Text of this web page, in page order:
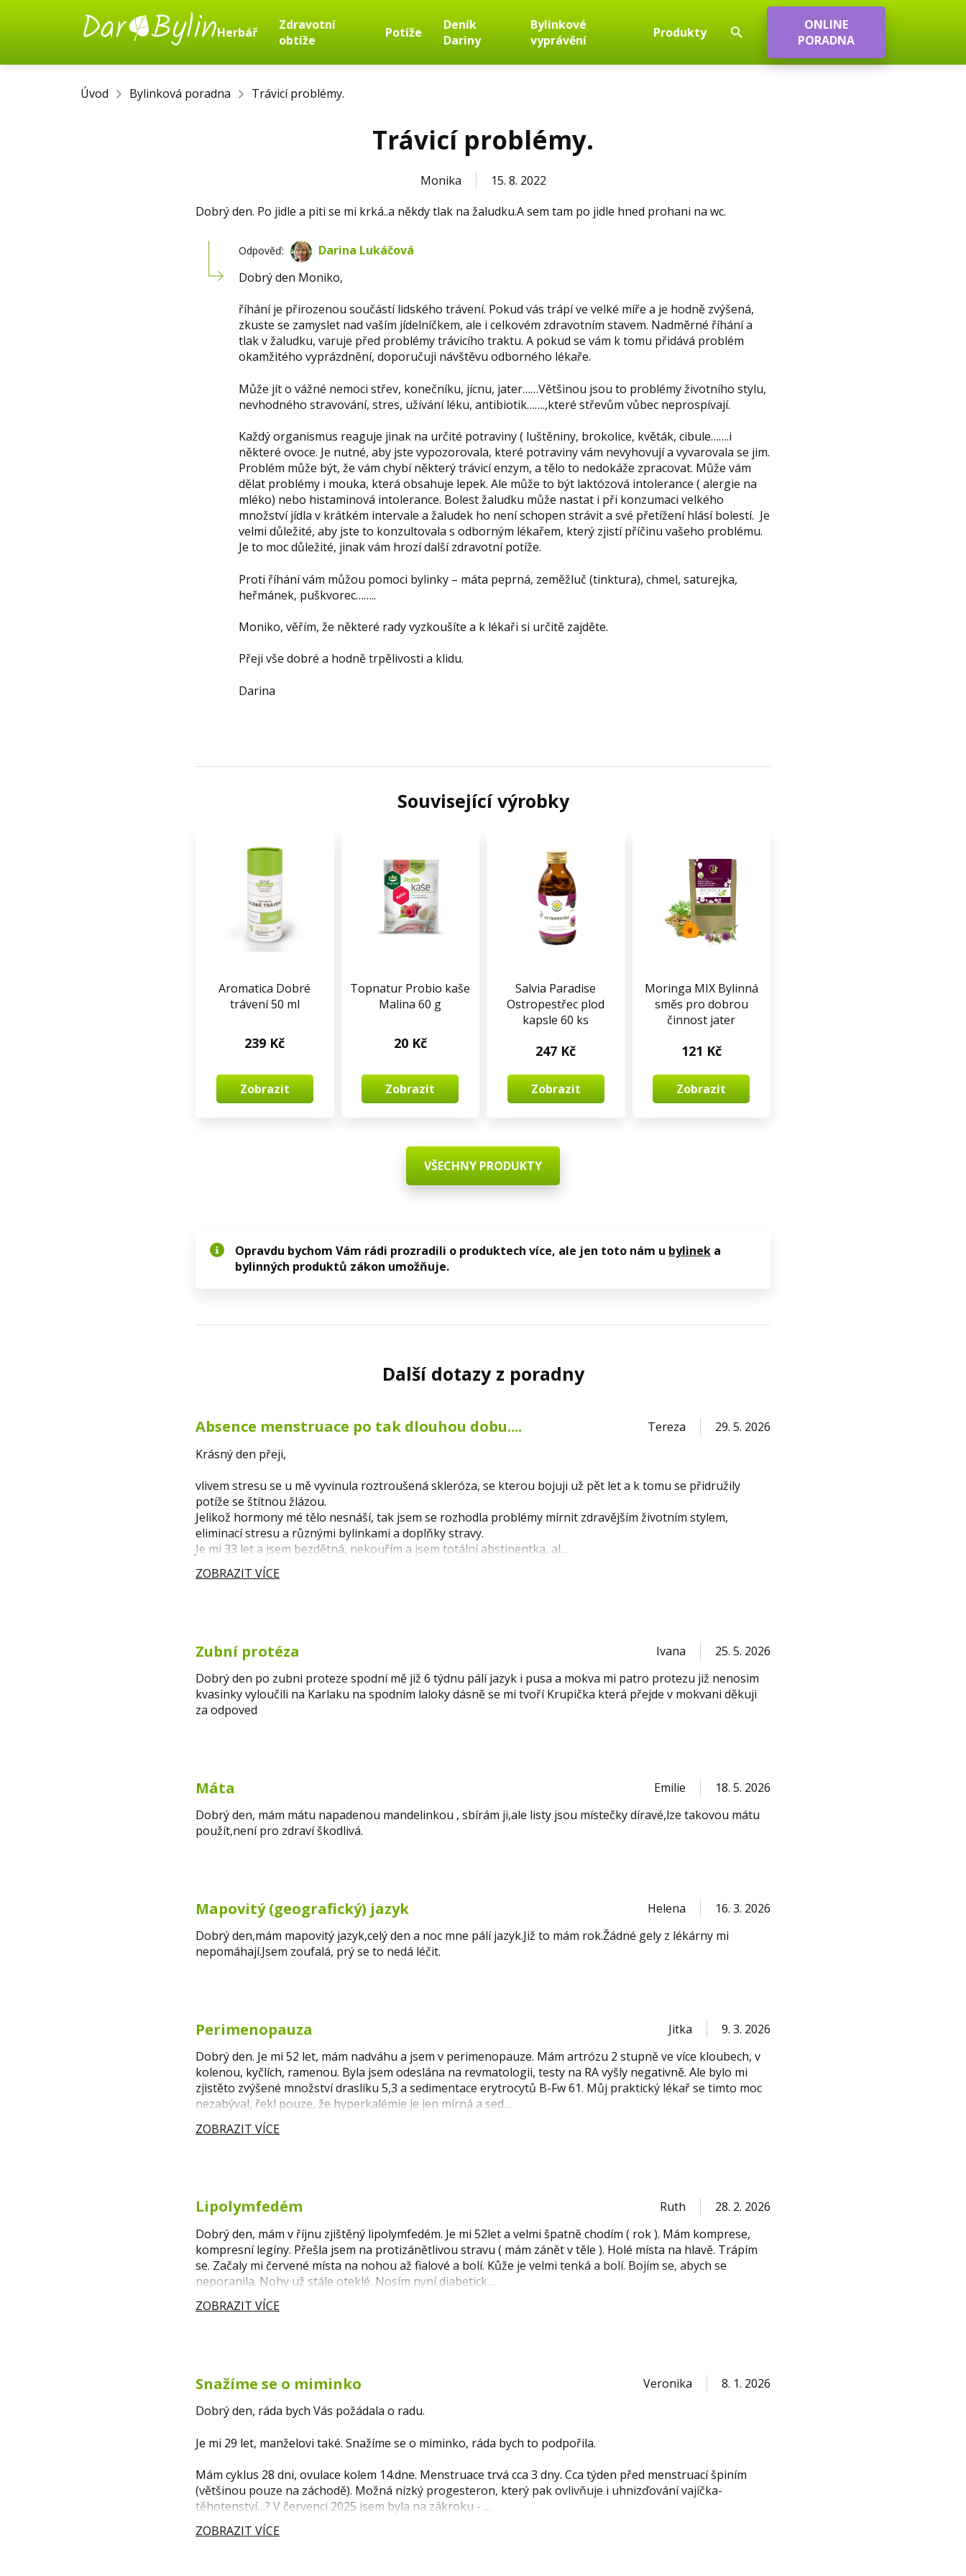
Herbář
Zdravotní
obtíže
Potíže
Deník
Dariny
Bylinkové
vyprávění
Produkty
ONLINE
PORADNA
Úvod Bylinková poradna Trávicí problémy.
Trávicí problémy.
Monika
15. 8. 2022
Dobrý den. Po jidle a piti se mi krká..a někdy tlak na žaludku.A sem tam po jidle hned prohani na wc.
Odpověď:
Darina Lukáčová
Dobrý den Moniko,
říhání je přirozenou součástí lidského trávení. Pokud vás trápí ve velké míře a je hodně zvýšená,
zkuste se zamyslet nad vaším jídelníčkem, ale i celkovém zdravotním stavem. Nadměrné říhání a
tlak v žaludku, varuje před problémy trávicího traktu. A pokud se vám k tomu přidává problém
okamžitého vyprázdnění, doporučuji návštěvu odborného lékaře.
Může jít o vážné nemoci střev, konečníku, jícnu, jater……Většinou jsou to problémy životního stylu,
nevhodného stravování, stres, užívání léku, antibiotik…….,které střevům vůbec neprospívají.
Každý organismus reaguje jinak na určité potraviny ( luštěniny, brokolice, květák, cibule…….i
některé ovoce. Je nutné, aby jste vypozorovala, které potraviny vám nevyhovují a vyvarovala se jim.
Problém může být, že vám chybí některý trávicí enzym, a tělo to nedokáže zpracovat. Může vám
dělat problémy i mouka, která obsahuje lepek. Ale může to být laktózová intolerance ( alergie na
mléko) nebo histaminová intolerance. Bolest žaludku může nastat i při konzumaci velkého
množství jídla v krátkém intervale a žaludek ho není schopen strávit a své přetížení hlásí bolestí. Je
velmi důležité, aby jste to konzultovala s odborným lékařem, který zjistí příčinu vašeho problému.
Je to moc důležité, jinak vám hrozí další zdravotní potíže.
Proti říhání vám můžou pomoci bylinky – máta peprná, zeměžluč (tinktura), chmel, saturejka,
heřmánek, puškvorec……..
Moniko, věřím, že některé rady vyzkoušíte a k lékaři si určitě zajděte.
Přeji vše dobré a hodně trpělivosti a klidu.
Darina
Související výrobky
Aromatica Dobré
trávení 50 ml
239 Kč
Zobrazit
Topnatur Probio kaše
Malina 60 g
20 Kč
Zobrazit
Salvia Paradise
Ostropestřec plod
kapsle 60 ks
247 Kč
Zobrazit
Moringa MIX Bylinná
směs pro dobrou
činnost jater
121 Kč
Zobrazit
VŠECHNY PRODUKTY
Opravdu bychom Vám rádi prozradili o produktech více, ale jen toto nám u bylinek a
bylinných produktů zákon umožňuje.
Další dotazy z poradny
Absence menstruace po tak dlouhou dobu.... Tereza
29. 5. 2026
Krásný den přeji,
vlivem stresu se u mě vyvinula roztroušená skleróza, se kterou bojuji už pět let a k tomu se přidružily
potíže se štítnou žlázou.
Jelikož hormony mé tělo nesnáší, tak jsem se rozhodla problémy mírnit zdravějším životním stylem,
eliminací stresu a různými bylinkami a doplňky stravy.
Je mi 33 let a jsem bezdětná, nekouřím a jsem totální abstinentka, al…
ZOBRAZIT VÍCE
Zubní protéza Ivana
25. 5. 2026
Dobrý den po zubni proteze spodní mě již 6 týdnu pálí jazyk i pusa a mokva mi patro protezu již nenosim
kvasinky vyloučili na Karlaku na spodním laloky dásně se mi tvoří Krupička která přejde v mokvani děkuji
za odpoved
Máta Emilie
18. 5. 2026
Dobrý den, mám mátu napadenou mandelinkou , sbírám ji,ale listy jsou místečky díravé,lze takovou mátu
použít,není pro zdraví škodlivá.
Mapovitý (geografický) jazyk Helena
16. 3. 2026
Dobrý den,mám mapovitý jazyk,celý den a noc mne pálí jazyk.Již to mám rok.Žádné gely z lékárny mi
nepomáhají.Jsem zoufalá, prý se to nedá léčit.
Perimenopauza Jitka
9. 3. 2026
Dobrý den. Je mi 52 let, mám nadváhu a jsem v perimenopauze. Mám artrózu 2 stupně ve více kloubech, v
kolenou, kyčlích, ramenou. Byla jsem odeslána na revmatologii, testy na RA vyšly negativně. Ale bylo mi
zjistěto zvýšené množství draslíku 5,3 a sedimentace erytrocytů B-Fw 61. Můj praktický lékař se timto moc
nezabýval, řekl pouze, že hyperkalémie je jen mírná a sed…
ZOBRAZIT VÍCE
Lipolymfedém Ruth
28. 2. 2026
Dobrý den, mám v říjnu zjištěný lipolymfedém. Je mi 52let a velmi špatně chodím ( rok ). Mám komprese,
kompresní legíny. Přešla jsem na protizánětlivou stravu ( mám zánět v těle ). Holé místa na hlavě. Trápím
se. Začaly mi červené místa na nohou až fialové a bolí. Kůže je velmi tenká a bolí. Bojím se, abych se
neporanila. Nohy už stále oteklé. Nosím nyní diabetick…
ZOBRAZIT VÍCE
Snažíme se o miminko Veronika
8. 1. 2026
Dobrý den, ráda bych Vás požádala o radu.
Je mi 29 let, manželovi také. Snažíme se o miminko, ráda bych to podpořila.
Mám cyklus 28 dni, ovulace kolem 14.dne. Menstruace trvá cca 3 dny. Cca týden před menstruací špiním
(většinou pouze na záchodě). Možná nízký progesteron, který pak ovlivňuje i uhnizďování vajíčka-
těhotenství…? V červenci 2025 jsem byla na zákroku - …
ZOBRAZIT VÍCE